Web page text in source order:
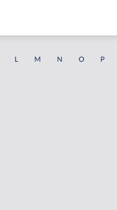
L M N O P